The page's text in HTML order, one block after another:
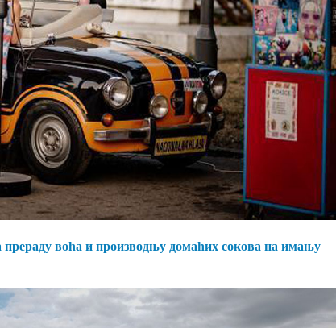
прераду воћа и производњу домаћих сокова на имању